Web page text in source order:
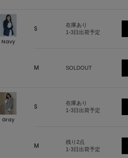
Navy
S
在庫あり
1-3日出荷予定
M SOLDOUT
Gray
S
在庫あり
1-3日出荷予定
M
残り2点
1-3日出荷予定